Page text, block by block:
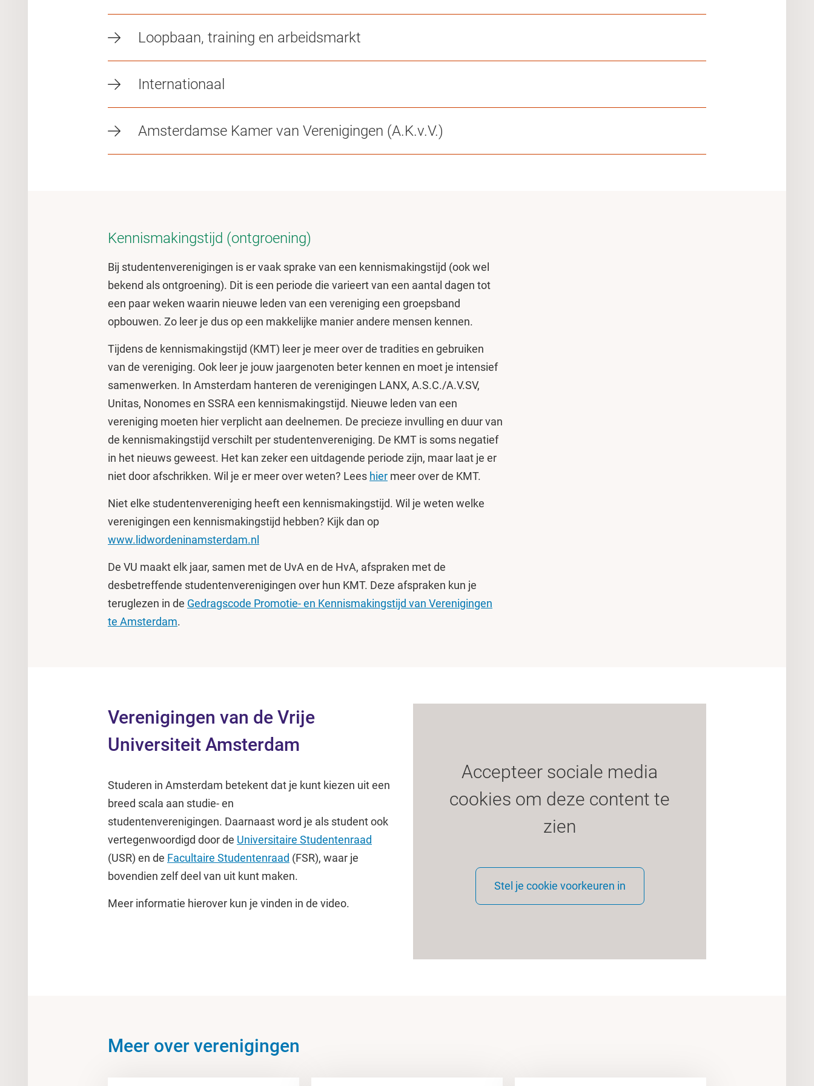
Loopbaan, training en arbeidsmarkt
Internationaal
Amsterdamse Kamer van Verenigingen (A.K.v.V.)
Kennismakingstijd (ontgroening)
Bij studentenverenigingen is er vaak sprake van een kennismakingstijd (ook wel
bekend als ontgroening). Dit is een periode die varieert van een aantal dagen tot
een paar weken waarin nieuwe leden van een vereniging een groepsband
opbouwen. Zo leer je dus op een makkelijke manier andere mensen kennen.
Tijdens de kennismakingstijd (KMT) leer je meer over de tradities en gebruiken
van de vereniging. Ook leer je jouw jaargenoten beter kennen en moet je intensief
samenwerken. In Amsterdam hanteren de verenigingen LANX, A.S.C./A.V.SV,
Unitas, Nonomes en SSRA een kennismakingstijd. Nieuwe leden van een
vereniging moeten hier verplicht aan deelnemen. De precieze invulling en duur van
de kennismakingstijd verschilt per studentenvereniging. De KMT is soms negatief
in het nieuws geweest. Het kan zeker een uitdagende periode zijn, maar laat je er
niet door afschrikken. Wil je er meer over weten? Lees hier meer over de KMT.
Niet elke studentenvereniging heeft een kennismakingstijd. Wil je weten welke
verenigingen een kennismakingstijd hebben? Kijk dan op
www.lidwordeninamsterdam.nl
De VU maakt elk jaar, samen met de UvA en de HvA, afspraken met de
desbetreffende studentenverenigingen over hun KMT. Deze afspraken kun je
teruglezen in de Gedragscode Promotie- en Kennismakingstijd van Verenigingen
te Amsterdam.
Verenigingen van de Vrije
Universiteit Amsterdam
Studeren in Amsterdam betekent dat je kunt kiezen uit een
breed scala aan studie- en
studentenverenigingen. Daarnaast word je als student ook
vertegenwoordigd door de Universitaire Studentenraad
(USR) en de Facultaire Studentenraad (FSR), waar je
bovendien zelf deel van uit kunt maken.
Meer informatie hierover kun je vinden in de video.
Accepteer sociale media
cookies om deze content te
zien
Stel je cookie voorkeuren in
Meer over verenigingen